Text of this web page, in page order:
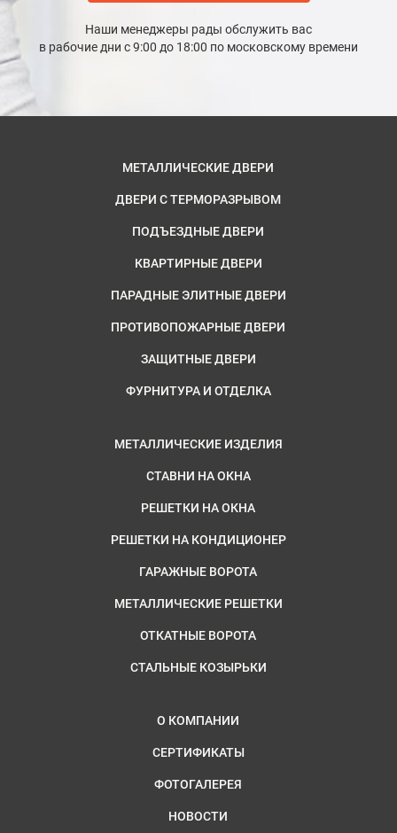
Наши менеджеры рады обслужить вас
в рабочие дни с 9:00 до 18:00 по московскому времени
МЕТАЛЛИЧЕСКИЕ ДВЕРИ
ДВЕРИ С ТЕРМОРАЗРЫВОМ
ПОДЪЕЗДНЫЕ ДВЕРИ
КВАРТИРНЫЕ ДВЕРИ
ПАРАДНЫЕ ЭЛИТНЫЕ ДВЕРИ
ПРОТИВОПОЖАРНЫЕ ДВЕРИ
ЗАЩИТНЫЕ ДВЕРИ
ФУРНИТУРА И ОТДЕЛКА
МЕТАЛЛИЧЕСКИЕ ИЗДЕЛИЯ
СТАВНИ НА ОКНА
РЕШЕТКИ НА ОКНА
РЕШЕТКИ НА КОНДИЦИОНЕР
ГАРАЖНЫЕ ВОРОТА
МЕТАЛЛИЧЕСКИЕ РЕШЕТКИ
ОТКАТНЫЕ ВОРОТА
СТАЛЬНЫЕ КОЗЫРЬКИ
О КОМПАНИИ
СЕРТИФИКАТЫ
ФОТОГАЛЕРЕЯ
НОВОСТИ